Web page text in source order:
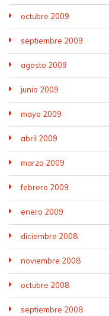
octubre 2009
septiembre 2009
agosto 2009
junio 2009
mayo 2009
abril 2009
marzo 2009
febrero 2009
enero 2009
diciembre 2008
noviembre 2008
octubre 2008
septiembre 2008